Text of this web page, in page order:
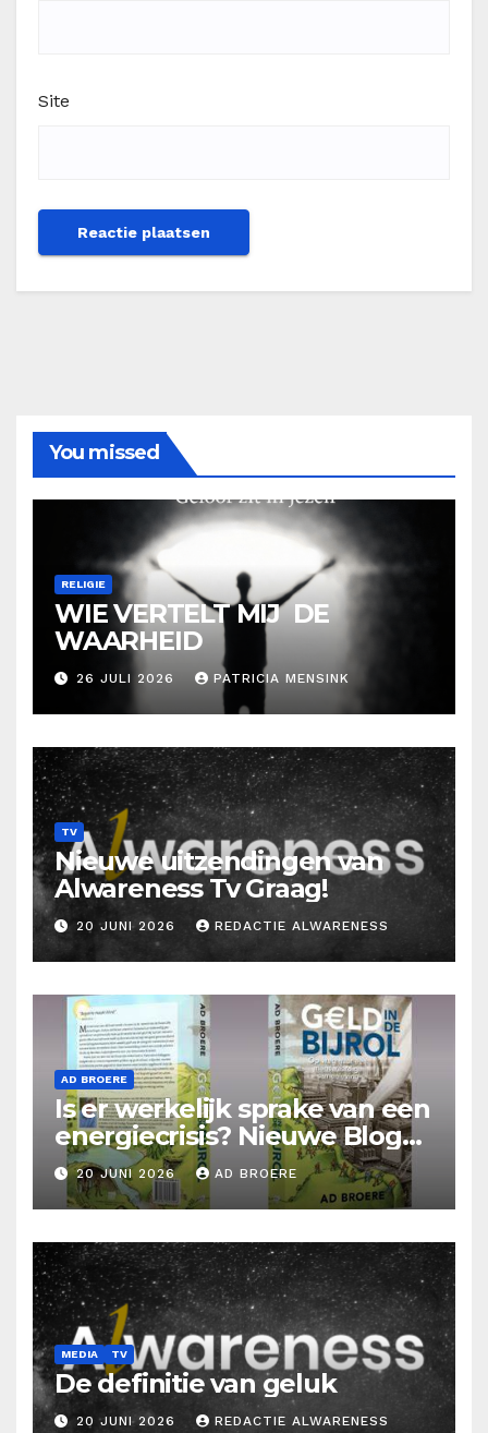
Site
You missed
RELIGIE
WIE VERTELT MIJ DE
WAARHEID
26 JULI 2026 PATRICIA MENSINK
TV
Nieuwe uitzendingen van
Alwareness Tv Graag!
20 JUNI 2026 REDACTIE ALWARENESS
AD BROERE
Is er werkelijk sprake van een
energiecrisis? Nieuwe Blog
Ad Broere
20 JUNI 2026 AD BROERE
MEDIA TV
De definitie van geluk
20 JUNI 2026 REDACTIE ALWARENESS